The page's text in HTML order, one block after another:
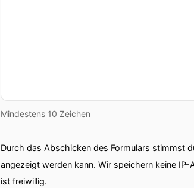
Mindestens 10 Zeichen
Durch das Abschicken des Formulars stimmst
angezeigt werden kann. Wir speichern keine
ist freiwillig.